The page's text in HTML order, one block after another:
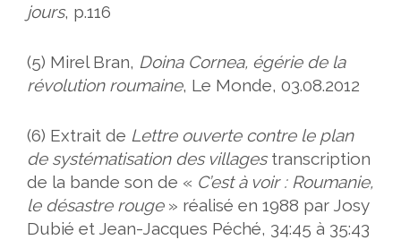
jours, p.116
(5) Mirel Bran, Doina Cornea, égérie de la
révolution roumaine, Le Monde, 03.08.2012
(6) Extrait de Lettre ouverte contre le plan
de systématisation des villages transcription
de la bande son de « C’est à voir : Roumanie,
le désastre rouge» réalisé en 1988 par Josy
Dubié et Jean-Jacques Péché, 34:45 à 35:43